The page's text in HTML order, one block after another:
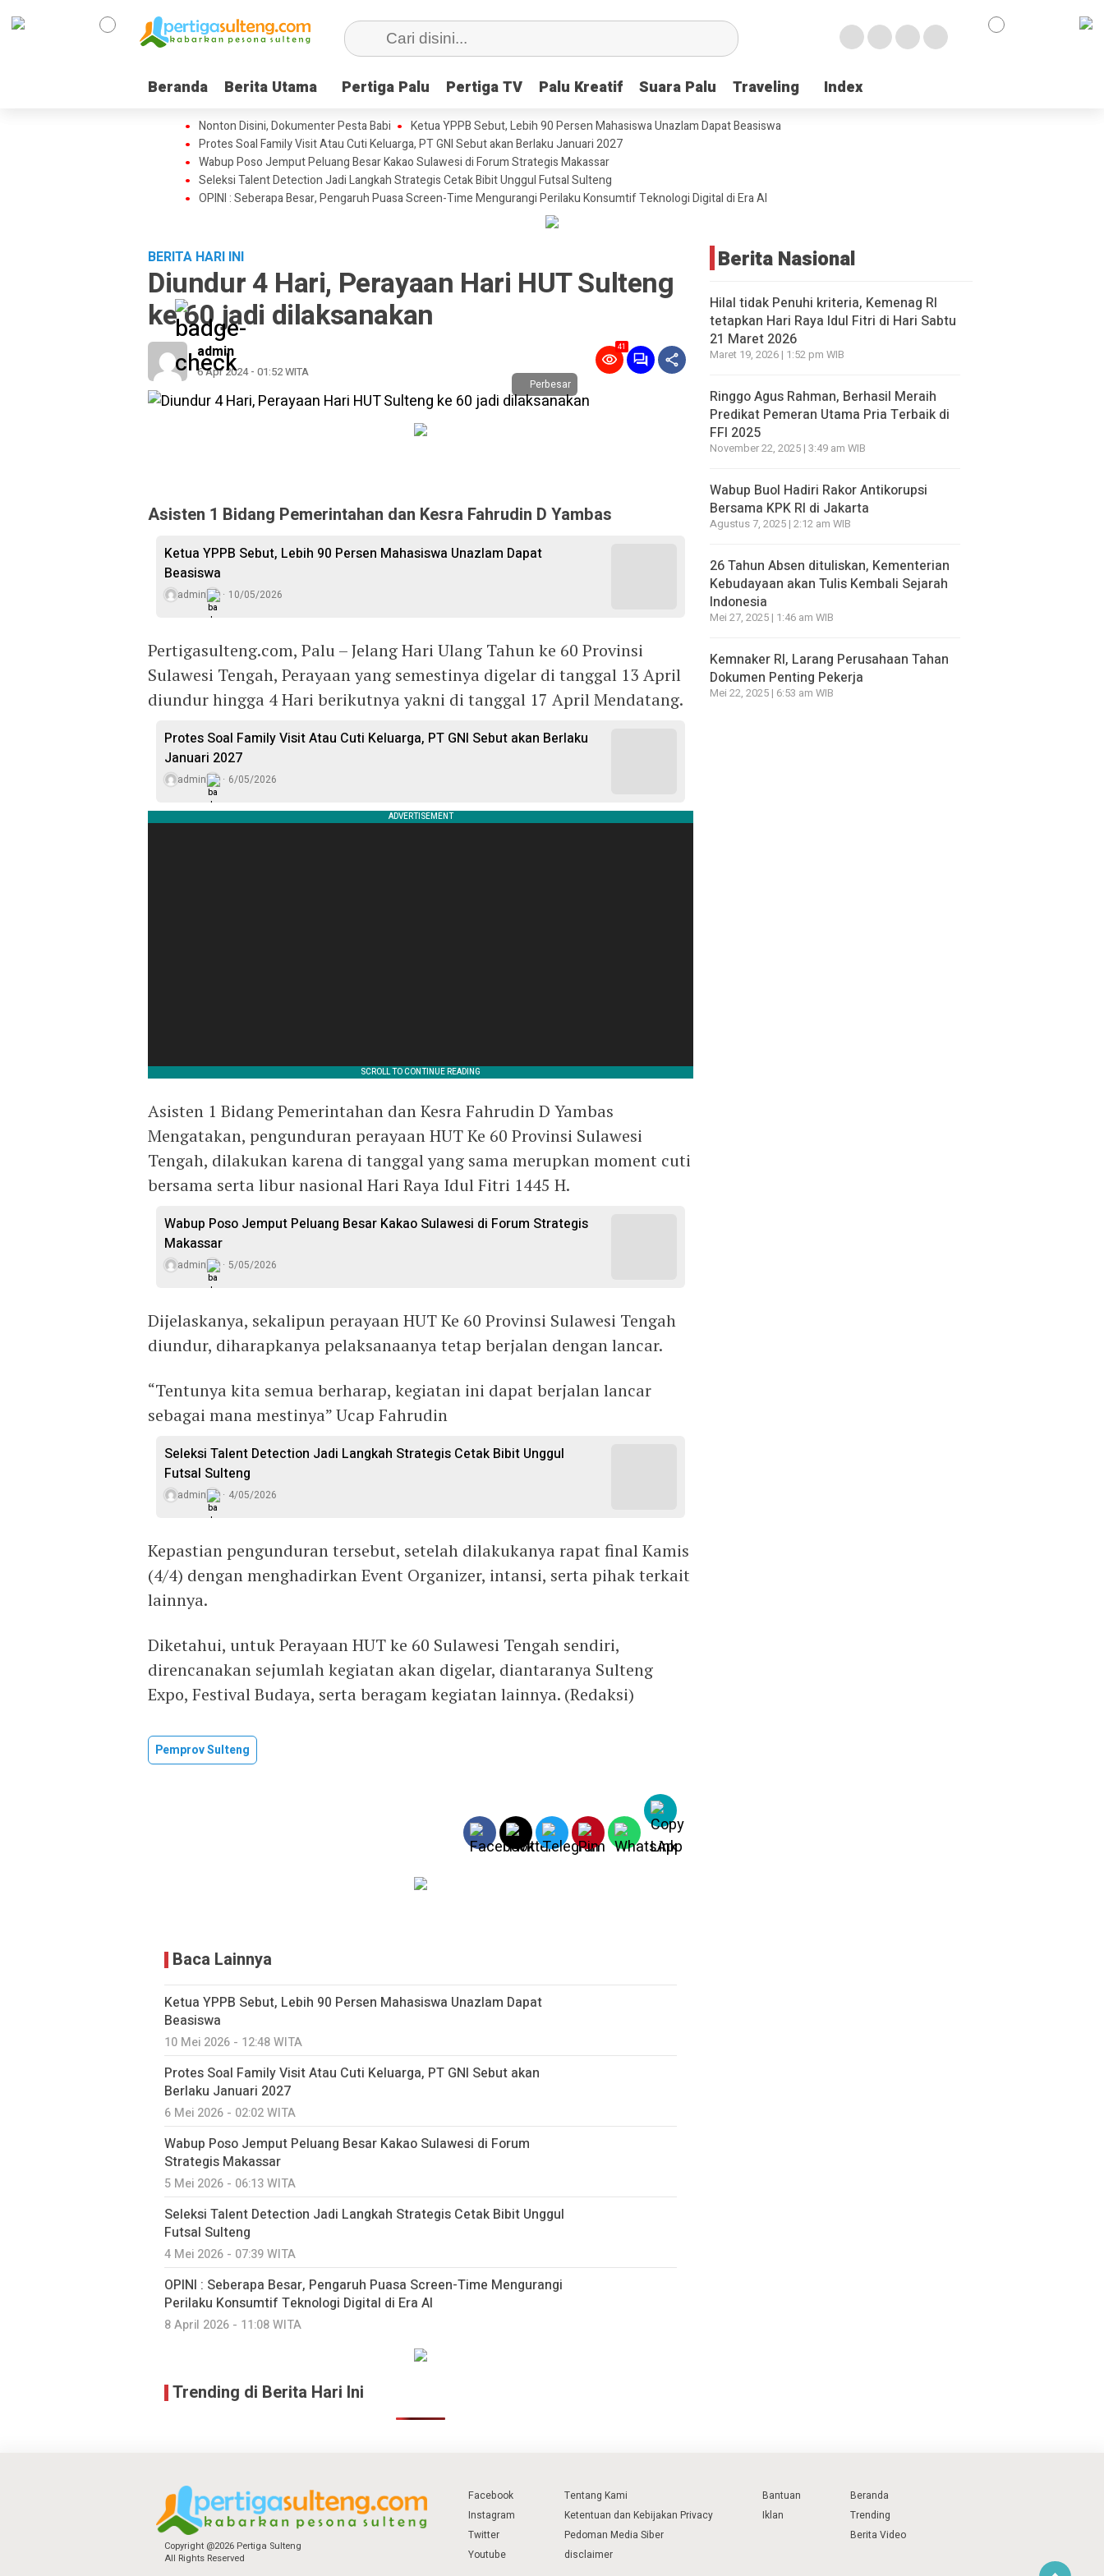
Beranda Berita Utama Pertiga Palu Pertiga TV Palu Kreatif Suara Palu Traveling Index
Beranda Berita Utama Pertiga Palu Pertiga TV Palu Kreatif Suara Palu Traveling Index
Nonton Disini, Dokumenter Pesta Babi
Ketua YPPB Sebut, Lebih 90 Persen Mahasiswa Unazlam Dapat Beasiswa
Protes Soal Family Visit Atau Cuti Keluarga, PT GNI Sebut akan Berlaku Januari 2027
Wabup Poso Jemput Peluang Besar Kakao Sulawesi di Forum Strategis Makassar
Seleksi Talent Detection Jadi Langkah Strategis Cetak Bibit Unggul Futsal Sulteng
OPINI : Seberapa Besar, Pengaruh Puasa Screen-Time Mengurangi Perilaku Konsumtif Teknologi Digital di Era AI
BERITA HARI INI
Diundur 4 Hari, Perayaan Hari HUT Sulteng
ke 60 jadi dilaksanakan
admin
6 Apr 2024 - 01:52 WITA
41
Perbesar
Asisten 1 Bidang Pemerintahan dan Kesra Fahrudin D Yambas
Ketua YPPB Sebut, Lebih 90 Persen Mahasiswa Unazlam Dapat
Beasiswa
admin 10/05/2026
Pertigasulteng.com, Palu – Jelang Hari Ulang Tahun ke 60 Provinsi
Sulawesi Tengah, Perayaan yang semestinya digelar di tanggal 13 April
diundur hingga 4 Hari berikutnya yakni di tanggal 17 April Mendatang.
Protes Soal Family Visit Atau Cuti Keluarga, PT GNI Sebut akan Berlaku
Januari 2027
admin 6/05/2026
Asisten 1 Bidang Pemerintahan dan Kesra Fahrudin D Yambas
Mengatakan, pengunduran perayaan HUT Ke 60 Provinsi Sulawesi
Tengah, dilakukan karena di tanggal yang sama merupkan moment cuti
bersama serta libur nasional Hari Raya Idul Fitri 1445 H.
Wabup Poso Jemput Peluang Besar Kakao Sulawesi di Forum Strategis
Makassar
admin 5/05/2026
Dijelaskanya, sekalipun perayaan HUT Ke 60 Provinsi Sulawesi Tengah
diundur, diharapkanya pelaksanaanya tetap berjalan dengan lancar.
“Tentunya kita semua berharap, kegiatan ini dapat berjalan lancar
sebagai mana mestinya” Ucap Fahrudin
Seleksi Talent Detection Jadi Langkah Strategis Cetak Bibit Unggul
Futsal Sulteng
admin 4/05/2026
Kepastian pengunduran tersebut, setelah dilakukanya rapat final Kamis
(4/4) dengan menghadirkan Event Organizer, intansi, serta pihak terkait
lainnya.
Diketahui, untuk Perayaan HUT ke 60 Sulawesi Tengah sendiri,
direncanakan sejumlah kegiatan akan digelar, diantaranya Sulteng
Expo, Festival Budaya, serta beragam kegiatan lainnya. (Redaksi)
Pemprov Sulteng
Baca Lainnya
Ketua YPPB Sebut, Lebih 90 Persen Mahasiswa Unazlam Dapat
Beasiswa
10 Mei 2026 - 12:48 WITA
Protes Soal Family Visit Atau Cuti Keluarga, PT GNI Sebut akan
Berlaku Januari 2027
6 Mei 2026 - 02:02 WITA
Wabup Poso Jemput Peluang Besar Kakao Sulawesi di Forum
Strategis Makassar
5 Mei 2026 - 06:13 WITA
Seleksi Talent Detection Jadi Langkah Strategis Cetak Bibit Unggul
Futsal Sulteng
4 Mei 2026 - 07:39 WITA
OPINI : Seberapa Besar, Pengaruh Puasa Screen-Time Mengurangi
Perilaku Konsumtif Teknologi Digital di Era AI
8 April 2026 - 11:08 WITA
Trending di Berita Hari Ini
Berita Nasional
Hilal tidak Penuhi kriteria, Kemenag RI
tetapkan Hari Raya Idul Fitri di Hari Sabtu
21 Maret 2026
Maret 19, 2026 | 1:52 pm WIB
Ringgo Agus Rahman, Berhasil Meraih
Predikat Pemeran Utama Pria Terbaik di
FFI 2025
November 22, 2025 | 3:49 am WIB
Wabup Buol Hadiri Rakor Antikorupsi
Bersama KPK RI di Jakarta
Agustus 7, 2025 | 2:12 am WIB
26 Tahun Absen dituliskan, Kementerian
Kebudayaan akan Tulis Kembali Sejarah
Indonesia
Mei 27, 2025 | 1:46 am WIB
Kemnaker RI, Larang Perusahaan Tahan
Dokumen Penting Pekerja
Mei 22, 2025 | 6:53 am WIB
Copyright @2026 Pertiga Sulteng
All Rights Reserved
Facebook
Instagram
Twitter
Youtube
Tentang Kami
Ketentuan dan Kebijakan Privacy
Pedoman Media Siber
disclaimer
Bantuan
Iklan
Beranda
Trending
Berita Video